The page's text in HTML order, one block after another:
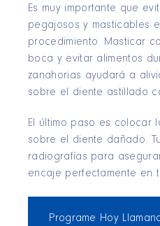
Es muy importante que
pegajosos y masticables
procedimiento. Masticar
boca y evitar alimentos
zanahorias ayudará a
sobre el diente astillado
El último paso es colocar
sobre el diente dañado.
radiografías para
encaje perfectamente en
Programe Hoy